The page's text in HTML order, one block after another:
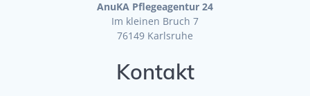
AnuKA Pflegeagentur 24
Im kleinen Bruch 7
76149 Karlsruhe
Kontakt